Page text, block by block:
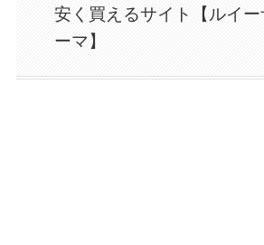
安く買えるサイト【ルイー
ーマ】